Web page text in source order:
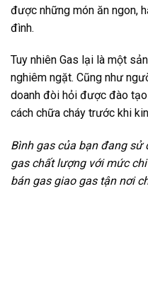
được những món ăn ngon,
đình.
Tuy nhiên Gas lại là một
nghiêm ngặt. Cũng như
doanh đòi hỏi được đào
cách chữa cháy trước khi
Bình gas của bạn đang sử
gas chất lượng với mức
bán gas giao gas tận nơi